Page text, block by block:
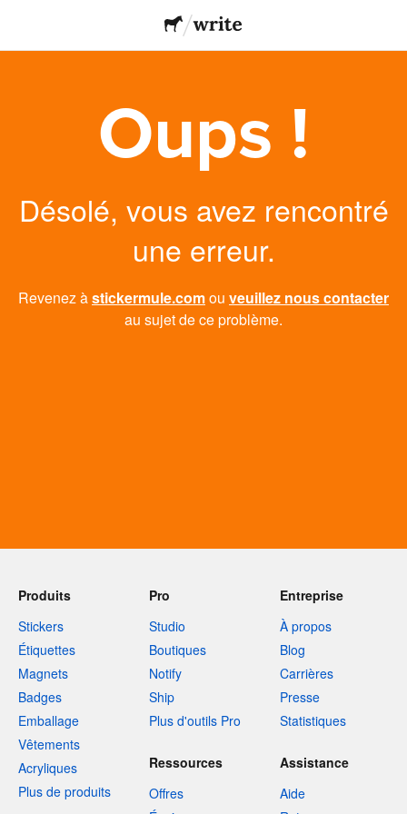
Oups !
Désolé, vous avez rencontré
une erreur.
Revenez àstickermule.comou veuillez nous contacter
au sujet de ce problème.
Produits
Stickers
Étiquettes
Magnets
Badges
Emballage
Vêtements
Acryliques
Plus de produits
Pro
Studio
Boutiques
Notify
Ship
Plus d'outils Pro
Entreprise
À propos
Blog
Carrières
Presse
Statistiques
Ressources
Offres
Assistance
Aide